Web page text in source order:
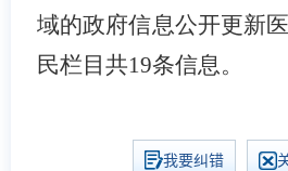
域的政府信息公开更新
民栏目共19条信息。
我要纠错